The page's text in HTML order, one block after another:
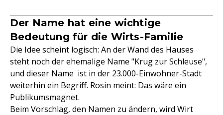
Der Name hat eine wichtige
Bedeutung für die Wirts-Familie
Die Idee scheint logisch: An der Wand des Hauses
steht noch der ehemalige Name "Krug zur Schleuse",
und dieser Name ist in der 23.000-Einwohner-Stadt
weiterhin ein Begriff. Rosin meint: Das wäre ein
Publikumsmagnet.
Beim Vorschlag, den Namen zu ändern, wird Wirt